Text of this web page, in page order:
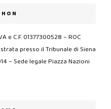
e C.F. 01377300528 – ROC
presso il Tribunale di Siena
– Sede legale Piazza Nazioni